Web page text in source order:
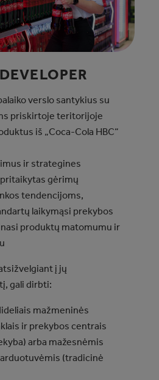
verslo santykius su
priskirtoje teritorijoje
iš „Coca-Cola HBC“
ir strategines
gėrimų
tendencijoms,
laikymąsi prekybos
produktų matomumu ir
į jų
gali dirbti:
mažmeninės
ir prekybos centrais
arba mažesnėmis
(tradicinė